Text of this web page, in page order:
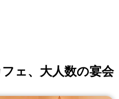
ェ、大人数の宴会